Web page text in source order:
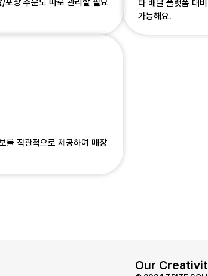
포장 주문도 따로 관리할 필요
타 배달 플랫폼 대
가능해요.
를 직관적으로 제공하여 매장
Our